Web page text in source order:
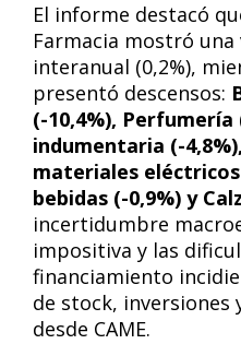
El informe destacó
Farmacia mostró
interanual (0,2%),
presentó descensos:
(-10,4%),
indumentaria (-
materiales
bebidas (-0,9%) y
incertidumbre
impositiva y las
financiamiento
de stock, inversiones
desde CAME.